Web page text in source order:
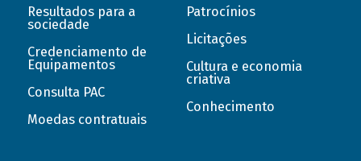
Resultados para a
sociedade
Credenciamento de
Equipamentos
Consulta PAC
Moedas contratuais
Patrocínios
Licitações
Cultura e economia
criativa
Conhecimento